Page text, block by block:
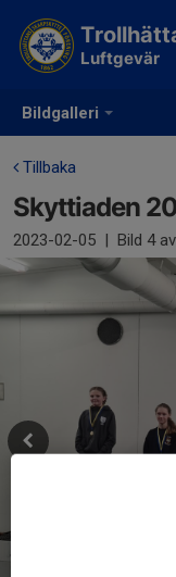
Bildgalleri
Luftgevär
Tillbaka
Skyttiaden
2023-02-05 | Bild 4